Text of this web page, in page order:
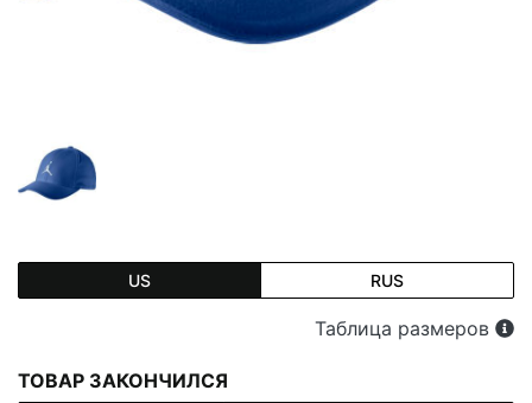
US RUS
Таблица размеров
ТОВАР ЗАКОНЧИЛСЯ